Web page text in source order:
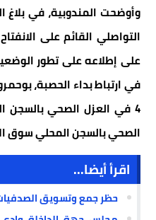
وأوضحت المندوبية، في
التواصلي القائم على
على إطلاعه على تطور
في ارتباط بداء الحصبة،
الصحي بالسجن المحلي سوق
اقرأ أيضا...
حظر جمع وتسويق